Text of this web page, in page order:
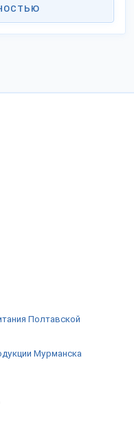
стать дилером в
Полтавской
Мурманска